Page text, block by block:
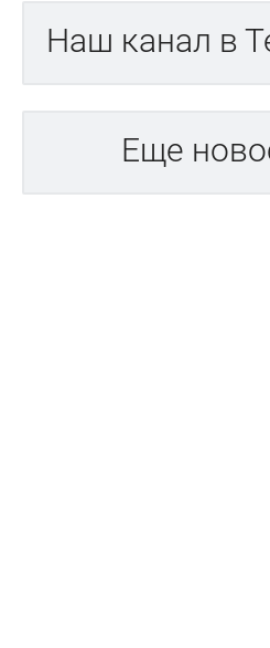
Наш канал в
Еще